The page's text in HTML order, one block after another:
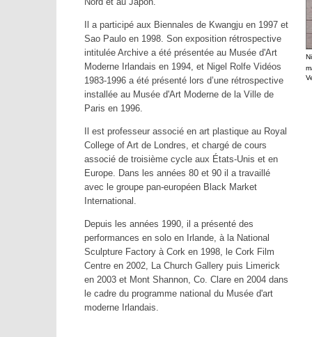
Il a participé aux Biennales de Kwangju en 1997 et
Sao Paulo en 1998. Son exposition rétrospective
intitulée Archive a été présentée au Musée d'Art
Moderne Irlandais en 1994, et Nigel Rolfe Vidéos
1983-1996 a été présenté lors d’une rétrospective
installée au Musée d'Art Moderne de la Ville de
Paris en 1996.
Il est professeur associé en art plastique au Royal
College of Art de Londres, et chargé de cours
associé de troisième cycle aux États-Unis et en
Europe. Dans les années 80 et 90 il a travaillé
avec le groupe pan-européen Black Market
International.
Depuis les années 1990, il a présenté des
performances en solo en Irlande, à la National
Sculpture Factory à Cork en 1998, le Cork Film
Centre en 2002, La Church Gallery puis Limerick
en 2003 et Mont Shannon, Co. Clare en 2004 dans
le cadre du programme national du Musée d'art
moderne Irlandais.